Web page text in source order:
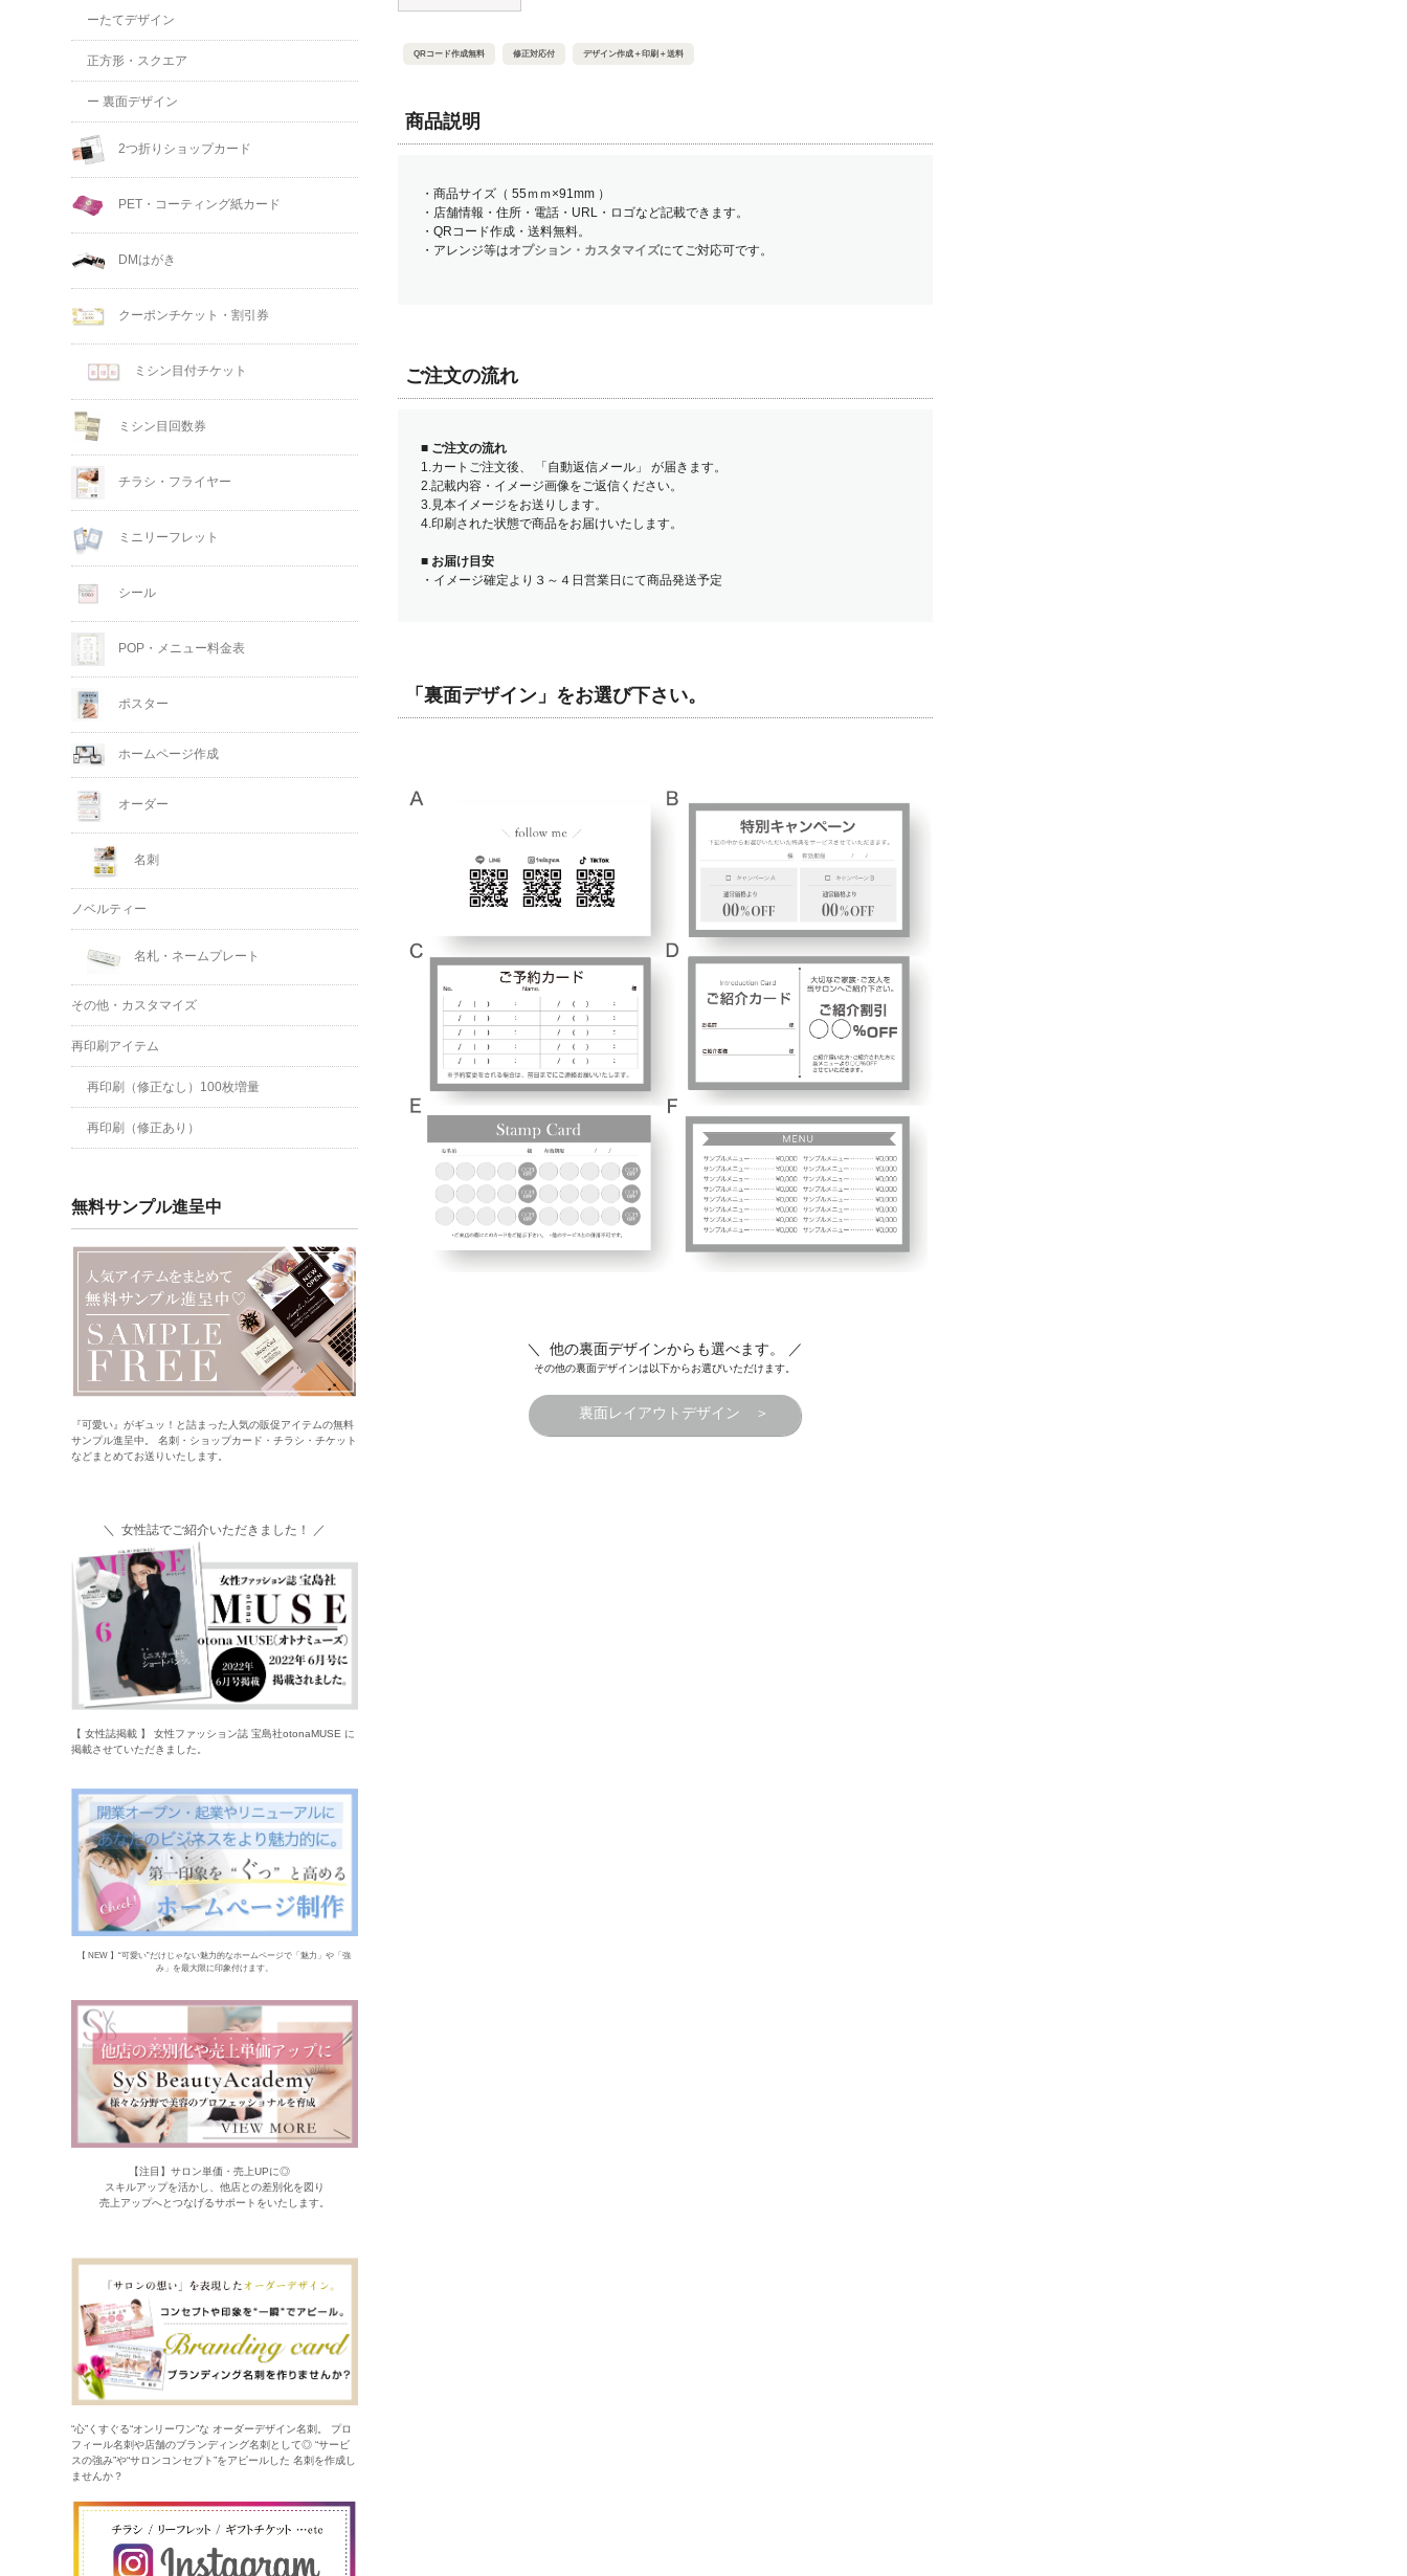
QRコード作成無料 修正対応付 デザイン作成＋印刷＋送料
商品説明
・商品サイズ（ 55ｍｍ×91mm ）
・店舗情報・住所・電話・URL・ロゴなど記載できます。
・QRコード作成・送料無料。
・アレンジ等はオプション・カスタマイズにてご対応可です。
ご注文の流れ
■ ご注文の流れ
1.カートご注文後、 「自動返信メール」 が届きます。
2.記載内容・イメージ画像をご返信ください。
3.見本イメージをお送りします。
4.印刷された状態で商品をお届けいたします。
■ お届け目安
・イメージ確定より３～４日営業日にて商品発送予定
「裏面デザイン」をお選び下さい。
＼ 他の裏面デザインからも選べます。 ／
その他の裏面デザインは以下からお選びいただけます。
裏面レイアウトデザイン ＞
ーたてデザイン
正方形・スクエア
ー 裏面デザイン
2つ折りショップカード
PET・コーティング紙カード
DMはがき
クーポンチケット・割引券
ミシン目付チケット
ミシン目回数券
チラシ・フライヤー
ミニリーフレット
シール
POP・メニュー料金表
ポスター
ホームページ作成
オーダー
名刺
ノベルティー
名札・ネームプレート
その他・カスタマイズ
再印刷アイテム
再印刷（修正なし）100枚増量
再印刷（修正あり）
無料サンプル進呈中
『可愛い』がギュッ！と詰まった人気の販促アイテムの無料
サンプル進呈中。 名刺・ショップカード・チラシ・チケット
などまとめてお送りいたします。
＼ 女性誌でご紹介いただきました！ ／
【 女性誌掲載 】 女性ファッション誌 宝島社otonaMUSE に
掲載させていただきました。
【 NEW 】“可愛い”だけじゃない魅力的なホームページで「魅力」や「強
み」を最大限に印象付けます。
【注目】サロン単価・売上UPに◎
スキルアップを活かし、他店との差別化を図り
売上アップへとつなげるサポートをいたします。
“心”くすぐる“オンリーワン”な オーダーデザイン名刺。 プロ
フィール名刺や店舗のブランディング名刺として◎ “サービ
スの強み”や“サロンコンセプト”をアピールした 名刺を作成し
ませんか？